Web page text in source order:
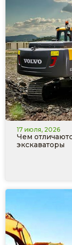
17 июля, 2026
Чем
экскаваторы